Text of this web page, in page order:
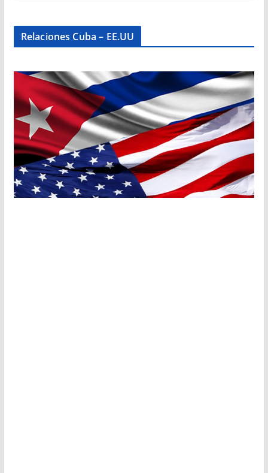
Relaciones Cuba – EE.UU